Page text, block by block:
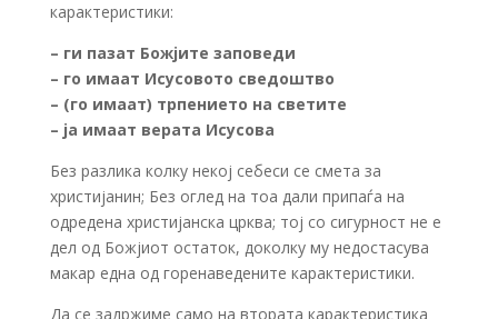
карактеристики:
– ги пазат Божјите заповеди
– го имаат Исусовото сведоштво
– (го имаат) трпението на светите
– ја имаат верата Исусова
Без разлика колку некој себеси се смета за
христијанин; Без оглед на тоа дали припаѓа на
одредена христијанска црква; тој со сигурност не е
дел од Божјиот остаток, доколку му недостасува
макар една од горенаведените карактеристики.
Да се задржиме само на втората карактеристика